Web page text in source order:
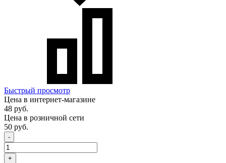
Быстрый просмотр
Цена в интернет-магазине
48 руб.
Цена в розничной сети
50 руб.
-
+